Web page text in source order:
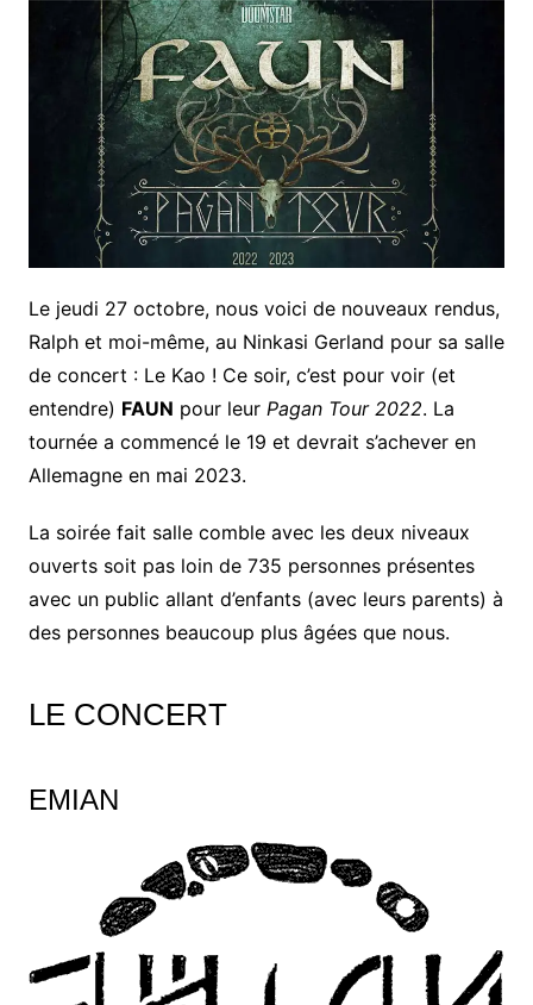
Le jeudi 27 octobre, nous voici de nouveaux rendus,
Ralph et moi-même, au Ninkasi Gerland pour sa salle
de concert : Le Kao ! Ce soir, c’est pour voir (et
entendre) FAUN pour leur Pagan Tour 2022. La
tournée a commencé le 19 et devrait s’achever en
Allemagne en mai 2023.
La soirée fait salle comble avec les deux niveaux
ouverts soit pas loin de 735 personnes présentes
avec un public allant d’enfants (avec leurs parents) à
des personnes beaucoup plus âgées que nous.
LE CONCERT
EMIAN